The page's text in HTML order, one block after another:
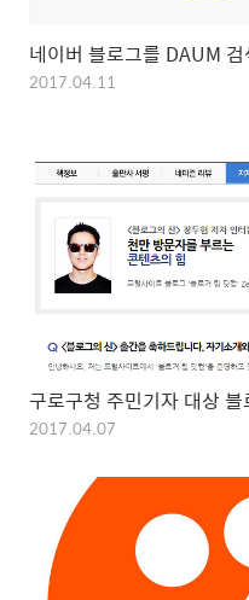
네이버 블로그를 DAUM
2017.04.11
구로구청 주민기자 대상
2017.04.07